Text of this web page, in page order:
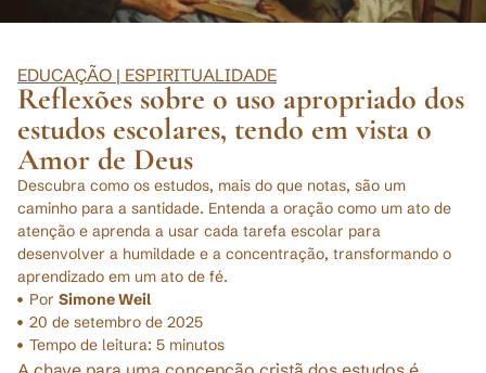
EDUCAÇÃO | ESPIRITUALIDADE
Reflexões sobre o uso apropriado dos
estudos escolares, tendo em vista o
Amor de Deus
Descubra como os estudos, mais do que notas, são um
caminho para a santidade. Entenda a oração como um ato de
atenção e aprenda a usar cada tarefa escolar para
desenvolver a humildade e a concentração, transformando o
aprendizado em um ato de fé.
PorSimone Weil
20 de setembro de 2025
Tempo de leitura:5 minutos